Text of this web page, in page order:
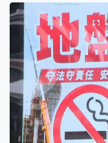
的美國早前宣布，哈
除武裝協議，不過哈
先後次序各執一詞。
始解除武裝、移交重
迫行為，包括落實停
自決立國權利。以色
武裝，否則以軍不會
即是將控制加沙的範
聲稱協議不可接受。